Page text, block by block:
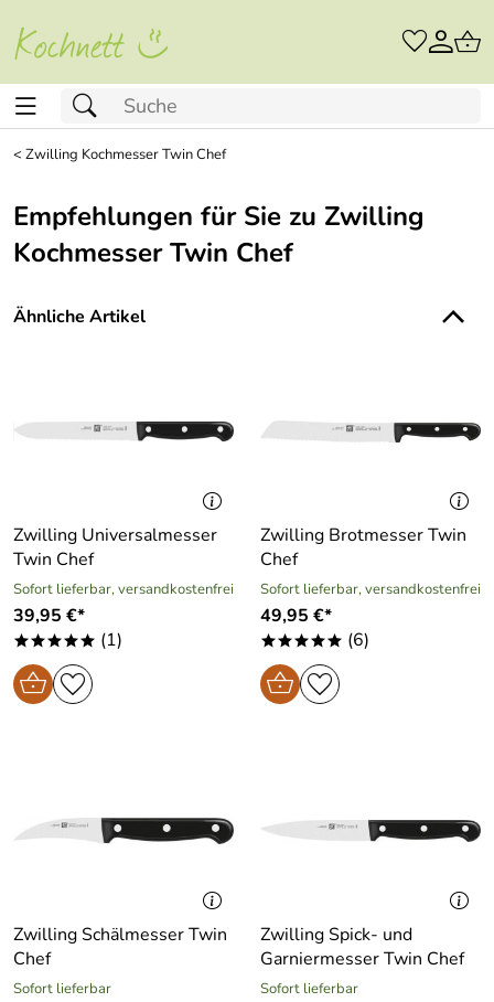
<Zwilling Kochmesser Twin Chef
Empfehlungen für Sie zu Zwilling
Kochmesser Twin Chef
Ähnliche Artikel
Zwilling Universalmesser
Twin Chef
Sofort lieferbar, versandkostenfrei
39,95 €*
***** (1)
Zwilling Brotmesser Twin
Chef
Sofort lieferbar, versandkostenfrei
49,95 €*
***** (6)
Zwilling Schälmesser Twin
Chef
Sofort lieferbar
Zwilling Spick- und
Garniermesser Twin Chef
Sofort lieferbar